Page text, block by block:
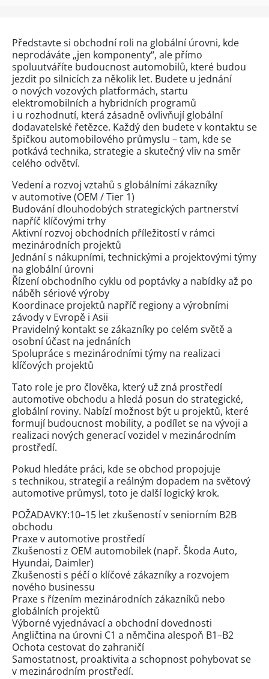
Představte si obchodní roli na globální úrovni, kde
neprodáváte „jen komponenty“, ale přímo
spoluutváříte budoucnost automobilů, které budou
jezdit po silnicích za několik let. Budete u jednání
o nových vozových platformách, startu
elektromobilních a hybridních programů
i u rozhodnutí, která zásadně ovlivňují globální
dodavatelské řetězce. Každý den budete v kontaktu se
špičkou automobilového průmyslu – tam, kde se
potkává technika, strategie a skutečný vliv na směr
celého odvětví.
Vedení a rozvoj vztahů s globálními zákazníky
v automotive (OEM / Tier 1)
Budování dlouhodobých strategických partnerství
napříč klíčovými trhy
Aktivní rozvoj obchodních příležitostí v rámci
mezinárodních projektů
Jednání s nákupními, technickými a projektovými týmy
na globální úrovni
Řízení obchodního cyklu od poptávky a nabídky až po
náběh sériové výroby
Koordinace projektů napříč regiony a výrobními
závody v Evropě i Asii
Pravidelný kontakt se zákazníky po celém světě a
osobní účast na jednáních
Spolupráce s mezinárodními týmy na realizaci
klíčových projektů
Tato role je pro člověka, který už zná prostředí
automotive obchodu a hledá posun do strategické,
globální roviny. Nabízí možnost být u projektů, které
formují budoucnost mobility, a podílet se na vývoji a
realizaci nových generací vozidel v mezinárodním
prostředí.
Pokud hledáte práci, kde se obchod propojuje
s technikou, strategií a reálným dopadem na světový
automotive průmysl, toto je další logický krok.
POŽADAVKY:10–15 let zkušeností v seniorním B2B
obchodu
Praxe v automotive prostředí
Zkušenosti z OEM automobilek (např. Škoda Auto,
Hyundai, Daimler)
Zkušenosti s péčí o klíčové zákazníky a rozvojem
nového businessu
Praxe s řízením mezinárodních zákazníků nebo
globálních projektů
Výborné vyjednávací a obchodní dovednosti
Angličtina na úrovni C1 a němčina alespoň B1–B2
Ochota cestovat do zahraničí
Samostatnost, proaktivita a schopnost pohybovat se
v mezinárodním prostředí.